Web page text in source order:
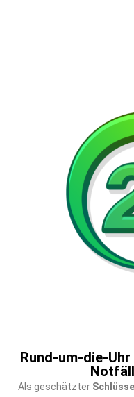
Rund-um-die-
Als geschätzter